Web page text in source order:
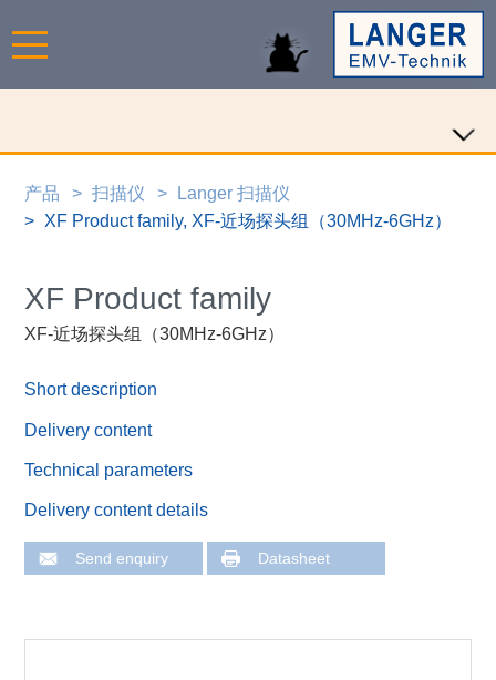
产品 扫描仪
Langer 扫描仪
XF Product family, XF-近场探头组（30MHz-6GHz）
XF Product family
XF-近场探头组（30MHz-6GHz）
Short description
Delivery content
Technical parameters
Delivery content details
Send enquiry Datasheet